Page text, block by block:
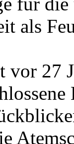
als
vor 27